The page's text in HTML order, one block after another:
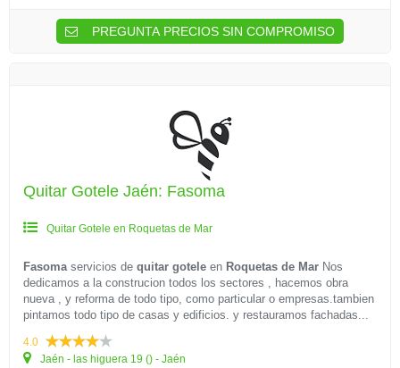
PREGUNTA PRECIOS SIN COMPROMISO
Quitar Gotele Jaén: Fasoma
Quitar Gotele en Roquetas de Mar
Fasomaservicios de quitar gotele en Roquetas de Mar Nos
dedicamos a la construcion todos los sectores , hacemos obra
nueva , y reforma de todo tipo, como particular o empresas.tambien
pintamos todo tipo de casas y edificios. y restauramos fachadas...
4.0
Jaén - las higuera 19 () - Jaén